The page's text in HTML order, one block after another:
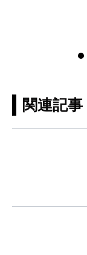
関連記事